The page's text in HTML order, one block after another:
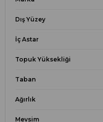
Dış Yüzey
İç Astar
Topuk Yüksekliği
Taban
Ağırlık
Mevsim